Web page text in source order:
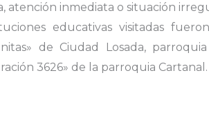
atención inmediata o situación
educativas visitadas
de Ciudad Losada,
3626» de la parroquia Cartanal.